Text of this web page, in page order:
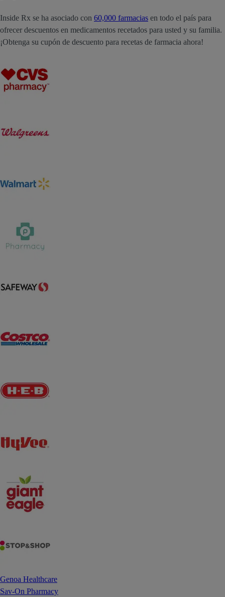
Inside Rx se ha asociado con 60,000 farmacias en todo el país para
ofrecer descuentos en medicamentos recetados para usted y su familia.
¡Obtenga su cupón de descuento para recetas de farmacia ahora!
Genoa Healthcare
Sav-On Pharmacy